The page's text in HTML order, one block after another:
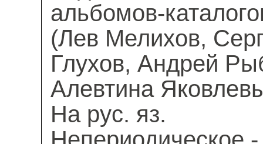
альбомов-
(Лев Мелихов,
Глухов, Андрей
Алевтина
На рус. яз.